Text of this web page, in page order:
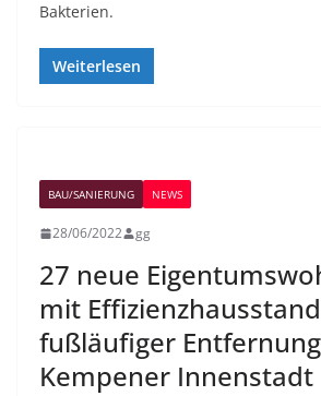
Bakterien.
Weiterlesen
BAU/SANIERUNG NEWS
28/06/2022 gg
27 neue
mit
fußläufiger
Kempener Innenstadt